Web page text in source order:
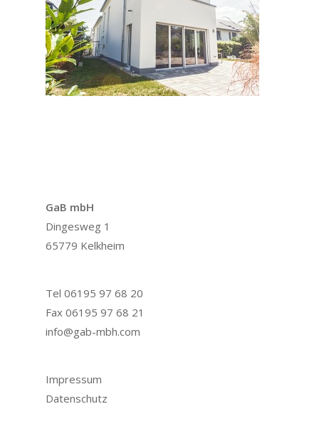
GaB mbH
Dingesweg 1
65779 Kelkheim
Tel 06195 97 68 20
Fax 06195 97 68 21
info@gab-mbh.com
Impressum
Datenschutz